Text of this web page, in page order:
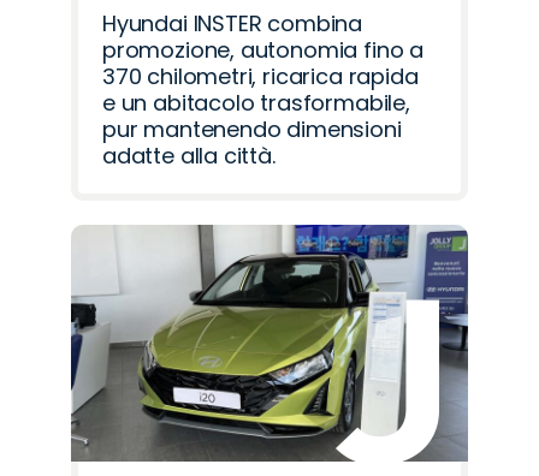
Hyundai INSTER combina
promozione, autonomia fino a
370 chilometri, ricarica rapida
e un abitacolo trasformabile,
pur mantenendo dimensioni
adatte alla città.